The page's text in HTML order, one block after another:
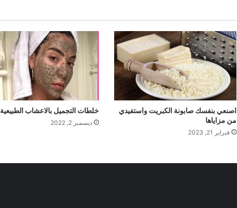
اصنعي بنفسك صابونة الكبريت واستفيدي
من مزاياها
فبراير 21, 2023
خلطات التجميل بالاعشاب الطبيعية
ديسمبر 2, 2022